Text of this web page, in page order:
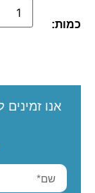
כמות:
אנו